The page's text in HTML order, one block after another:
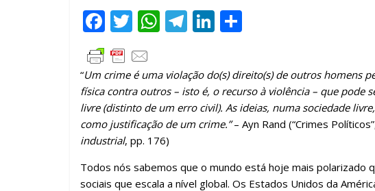
F
ac
e
b
o
o
k
T
w
itt
er
W
at
s
A
p
p
T
e
gr
a
m
Li
k
e
dI
n
m
p
ar
til
ar
“Um crime é uma violação do(s) direito(s) de outros homens
física contra outros – isto é, o recurso à violência – que pode
livre (distinto de um erro civil). As ideias, numa sociedade
como justificação de um crime.”– Ayn Rand (“Crimes
industrial, pp. 176)
Todos nós sabemos que o mundo está hoje mais polarizado
sociais que escala a nível global. Os Estados Unidos da